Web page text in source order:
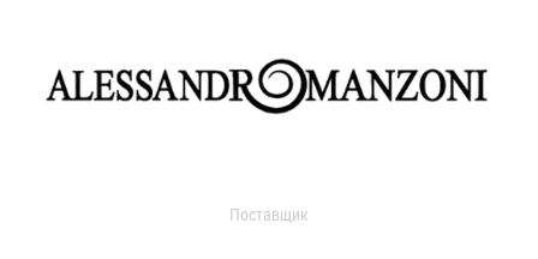
Поставщик